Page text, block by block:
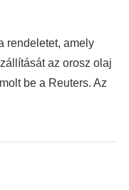
rendeletet, amely
az orosz olaj
be a Reuters. Az